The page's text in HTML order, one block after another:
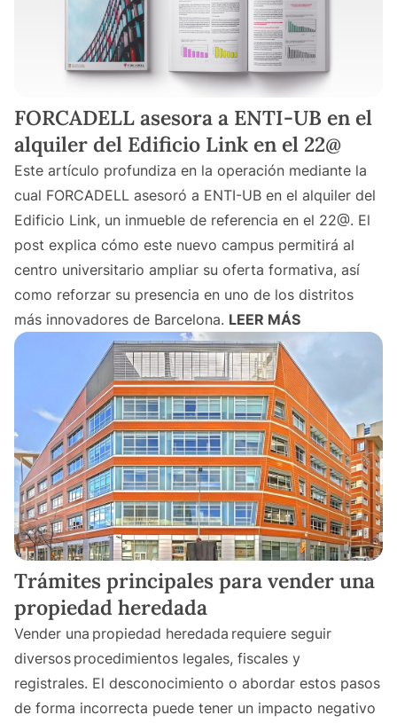
FORCADELL asesora a ENTI-UB en el
alquiler del Edificio Link en el 22@
Este artículo profundiza en la operación mediante la
cual FORCADELL asesoró a ENTI-UB en el alquiler del
Edificio Link, un inmueble de referencia en el 22@. El
post explica cómo este nuevo campus permitirá al
centro universitario ampliar su oferta formativa, así
como reforzar su presencia en uno de los distritos
más innovadores de Barcelona. LEER MÁS
Trámites principales para vender una
propiedad heredada
Vender una propiedad heredada requiere seguir
diversos procedimientos legales, fiscales y
registrales. El desconocimiento o abordar estos pasos
de forma incorrecta puede tener un impacto negativo